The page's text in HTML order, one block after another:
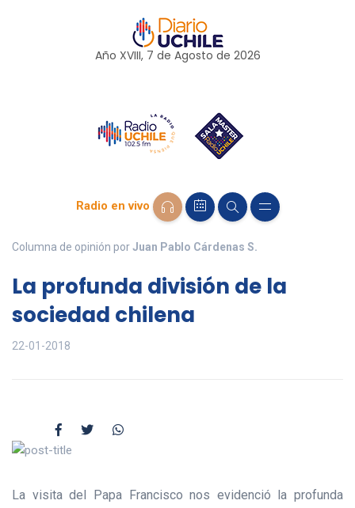
Año XVIII, 7 de Agosto de 2026
Radio en vivo
Columna de opinión porJuan Pablo Cárdenas S.
La profunda división de la
sociedad chilena
22-01-2018
La visita del Papa Francisco nos evidenció la profunda